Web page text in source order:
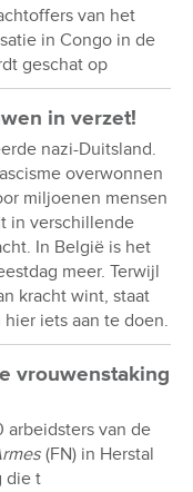
van het
in Congo in de
geschat op
in verzet!
nazi-Duitsland.
overwonnen
miljoenen mensen
in verschillende
In België is het
meer. Terwijl
kracht wint, staat
iets aan te doen.
vrouwenstaking
arbeidsters van de
(FN) in Herstal
die t